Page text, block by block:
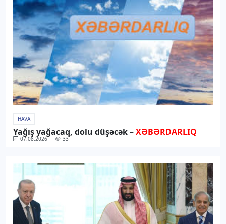
HAVA
Yağış yağacaq, dolu düşəcək –XƏBƏRDARLIQ
07.08.2026 33